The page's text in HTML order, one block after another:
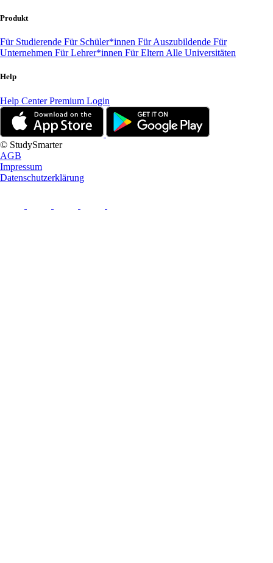
Produkt
Für Studierende Für Schüler*innen Für Auszubildende Für
Unternehmen Für Lehrer*innen Für Eltern Alle Universitäten
Help
Help CenterPremium Login
© StudySmarter
AGB
Impressum
Datenschutzerklärung